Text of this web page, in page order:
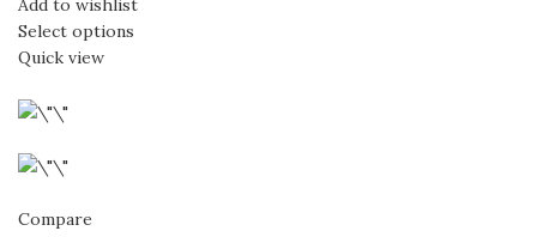
Add to wishlist
Select options
Quick view
Compare